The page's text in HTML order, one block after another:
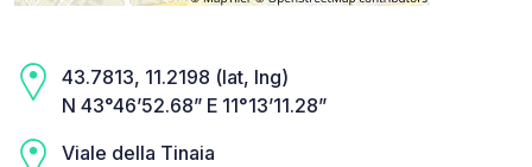
43.7813, 11.2198 (lat, lng)
N 43°46’52.68” E 11°13’11.28”
Viale della Tinaia